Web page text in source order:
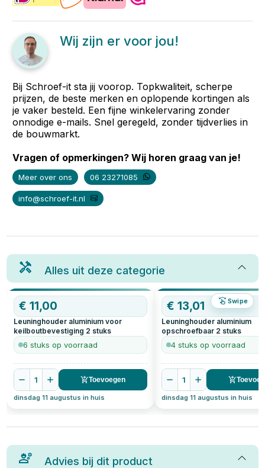
Wij zijn er voor jou!
Bij Schroef-it sta jij voorop. Topkwaliteit, scherpe
prijzen, de beste merken en oplopende kortingen als
je vaker besteld. Een fijne winkelervaring zonder
onnodige e-mails. Snel geregeld, zonder tijdverlies in
de bouwmarkt.
Vragen of opmerkingen? Wij horen graag van je!
Meer over ons 06 23271085
info@schroef-it.nl
Alles uit deze categorie
Swipe
€11,00
Leuninghouder aluminium voor
keilboutbevestiging 2 stuks
6 stuks op voorraad
1 Toevoegen
dinsdag 11 augustus in huis
€13,01
Leuninghouder aluminium
opschroefbaar 2 stuks
4 stuks op voorraad
1
dinsdag 11 augustus in huis
Advies bij dit product